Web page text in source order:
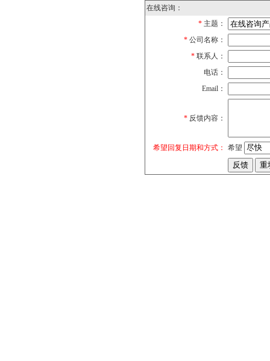
在线咨询：
* 主题：
* 公司名称：
* 联系人：
电话：
Email：
* 反馈内容：
希望回复日期和方式： 希望